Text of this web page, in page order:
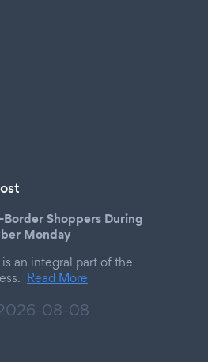
Shoppers During
Monday
an integral part of the
Read More
08-08